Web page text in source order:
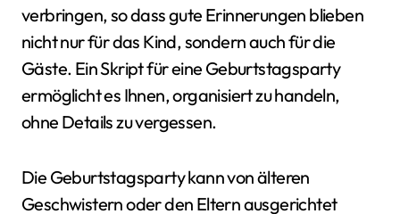
verbringen, so dass gute Erinnerungen blieben
nicht nur für das Kind, sondern auch für die
Gäste. Ein Skript für eine Geburtstagsparty
ermöglicht es Ihnen, organisiert zu handeln,
ohne Details zu vergessen.
Die Geburtstagsparty kann von älteren
Geschwistern oder den Eltern ausgerichtet